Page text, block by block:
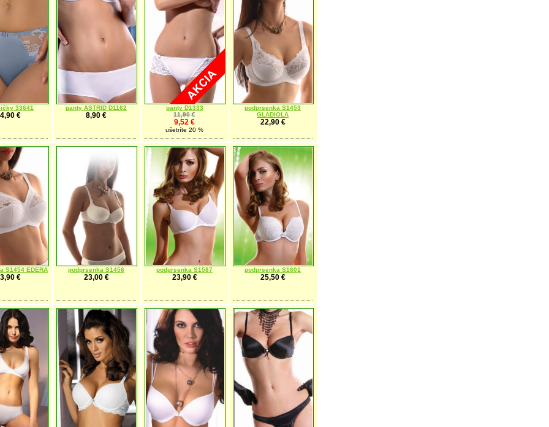
33641
€
panty ASTRID D1162
8,90 €
panty D1333
11,90 €
9,52 €
ušetríte 20 %
podprsenka S1453
GLADIOLA
22,90 €
S1454 EDERA
€
podprsenka S1456
23,00 €
podprsenka S1587
23,90 €
podprsenka S1601
25,50 €